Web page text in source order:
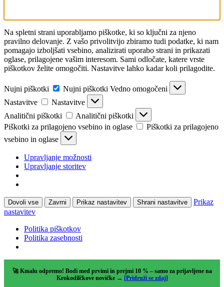
Na spletni strani uporabljamo piškotke, ki so ključni za njeno
pravilno delovanje. Z vašo privolitvijo zbiramo tudi podatke, ki nam
pomagajo izboljšati vsebino, analizirati uporabo strani in prikazati
oglase, prilagojene vašim interesom. Sami odločate, katere vrste
piškotkov želite omogočiti. Nastavitve lahko kadar koli prilagodite.
Nujni piškotki Nujni piškotki Vedno omogočeni
Nastavitve
Nastavitve
Analitični piškotki
Analitični piškotki
Piškotki za prilagojeno vsebino in oglase
Piškotki za prilagojeno
vsebino in oglase
Upravljanje možnosti
Upravljanje storitev
Dovoli vse Zavrni Prikaz nastavitev Shrani nastavitve
Prikaz
nastavitev
Politika piškotkov
Politika zasebnosti
🚀 Kmalu odpremo! Bodi med prvimi in prejmi 10 % – samo za prijavljene na
Krokodilčkove novičke → [Pridruži se zdaj]